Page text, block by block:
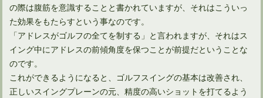
の際は腹筋を意識することと書かれていますが、それはこういっ
た効果をもたらすという事なのです。
「アドレスがゴルフの全てを制する」と言われますが、それはス
イング中にアドレスの前傾角度を保つことが前提だということな
のです。
これができるようになると、ゴルフスイングの基本は改善され、
正しいスイングプレーンの元、精度の高いショットを打てるよう